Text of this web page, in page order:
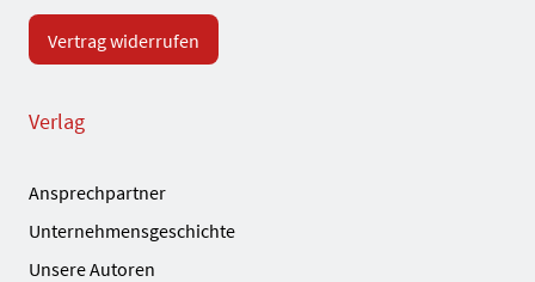
Vertrag widerrufen
Verlag
Ansprechpartner
Unternehmensgeschichte
Unsere Autoren